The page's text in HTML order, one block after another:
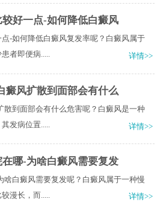
好一点-如何降低白癜风
-如何降低白癜风复发率呢？白癜风属于
者即便病.....
详情>>
癜风扩散到面部会有什么
散到面部会有什么危害呢？白癜风是一种
发病位置.....
详情>>
哪-为啥白癜风需要复发
啥白癜风需要复发呢？白癜风属于一种慢
漫长，而.....
详情>>